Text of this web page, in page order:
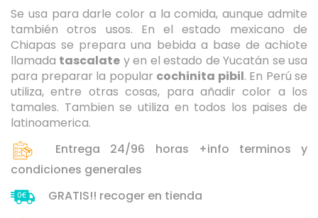
Seleccione dónde buscar
Se usa para darle color a la comida, aunque admite
también otros usos. En el estado mexicano de
Chiapas se prepara una bebida a base de achiote
llamada tascalate y en el estado de Yucatán se usa
para preparar la popular cochinita pibil. En Perú se
utiliza, entre otras cosas, para añadir color a los
tamales. Tambien se utiliza en todos los paises de
latinoamerica.
Entrega 24/96 horas +info terminos y
condiciones generales
GRATIS!! recoger en tienda